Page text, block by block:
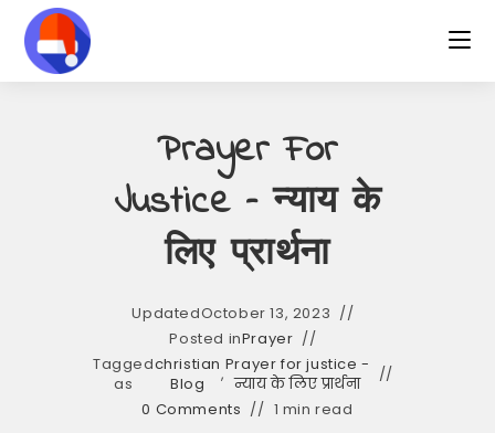
content
Prayer For
Justice – न्याय के
लिए प्रार्थना
UpdatedOctober 13, 2023
Posted inPrayer
Tagged
as
christian
Blog
,Prayer for justice -
न्याय के लिए प्रार्थना
0 Comments
1 min read